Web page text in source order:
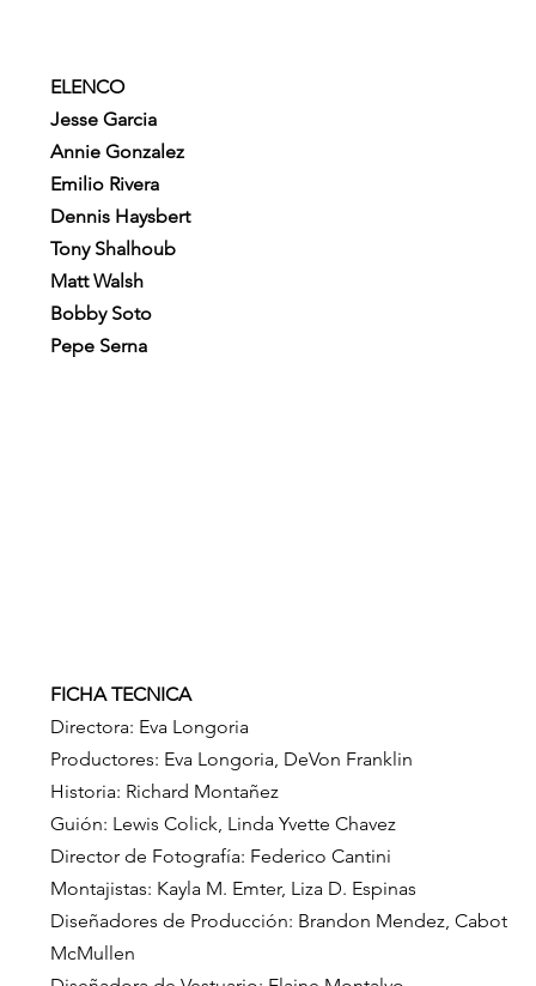
ELENCO
Jesse Garcia
Annie Gonzalez
Emilio Rivera
Dennis Haysbert
Tony Shalhoub
Matt Walsh
Bobby Soto
Pepe Serna
FICHA TECNICA
Directora: Eva Longoria
Productores: Eva Longoria, DeVon Franklin
Historia: Richard Montañez
Guión: Lewis Colick, Linda Yvette Chavez
Director de Fotografía: Federico Cantini
Montajistas: Kayla M. Emter, Liza D. Espinas
Diseñadores de Producción: Brandon Mendez, Cabot
McMullen